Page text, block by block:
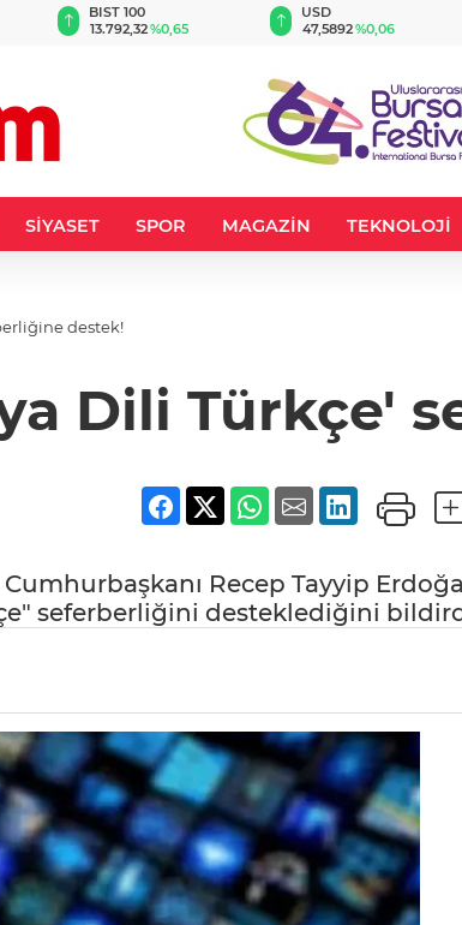
BIST 100
13.792,32%0,65
USD
47,5892%0,06
SİYASET SPOR MAGAZİN TEKNOLOJİ
destek!
Dili Türkçe'
Recep Tayyip
seferberliğini desteklediğini